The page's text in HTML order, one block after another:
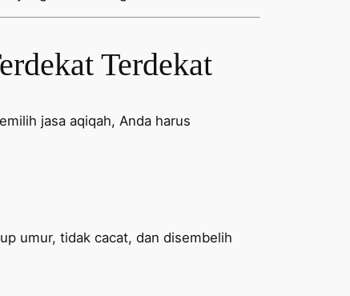
Terdekat
jasa aqiqah, Anda harus
umur, tidak cacat, dan disembelih